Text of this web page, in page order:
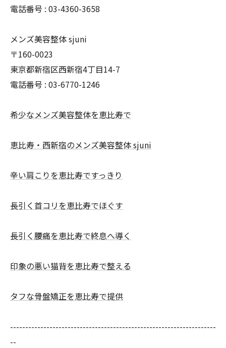
電話番号 : 03-4360-3658
メンズ美容整体 sjuni
〒160-0023
東京都新宿区西新宿4丁目14-7
電話番号 : 03-6770-1246
希少なメンズ美容整体を恵比寿で
恵比寿・西新宿のメンズ美容整体 sjuni
辛い肩こりを恵比寿ですっきり
長引く首コリを恵比寿でほぐす
長引く腰痛を恵比寿で終息へ導く
印象の悪い猫背を恵比寿で整える
タフな骨盤矯正を恵比寿で提供
--------------------------------------------------------------------
--